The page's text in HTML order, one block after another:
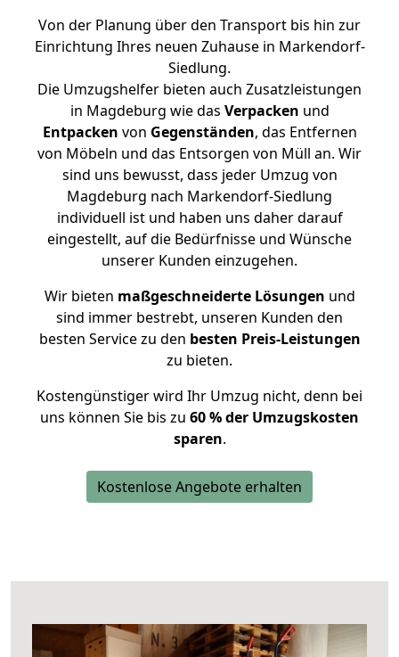
Von der Planung über den Transport bis hin zur
Einrichtung Ihres neuen Zuhause in Markendorf-
Siedlung.
Die Umzugshelfer bieten auch Zusatzleistungen
in Magdeburg wie das Verpacken und
Entpacken von Gegenständen, das Entfernen
von Möbeln und das Entsorgen von Müll an. Wir
sind uns bewusst, dass jeder Umzug von
Magdeburg nach Markendorf-Siedlung
individuell ist und haben uns daher darauf
eingestellt, auf die Bedürfnisse und Wünsche
unserer Kunden einzugehen.
Wir bieten maßgeschneiderte Lösungen und
sind immer bestrebt, unseren Kunden den
besten Service zu den besten Preis-Leistungen
zu bieten.
Kostengünstiger wird Ihr Umzug nicht, denn bei
uns können Sie bis zu 60 % der Umzugskosten
sparen.
Kostenlose Angebote erhalten